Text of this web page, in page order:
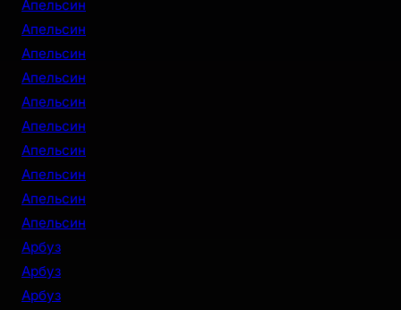
Апельсин
Апельсин
Апельсин
Апельсин
Апельсин
Апельсин
Апельсин
Апельсин
Апельсин
Апельсин
Арбуз
Арбуз
Арбуз